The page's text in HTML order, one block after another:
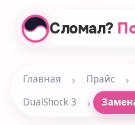
Сломал?
Главная › Прайс ›
DualShock 3 ›